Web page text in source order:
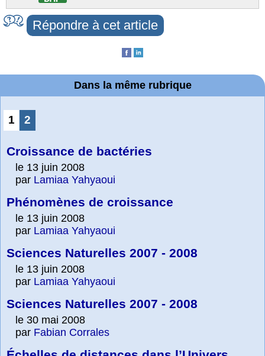
Répondre à cet article
Dans la même rubrique
1 2
Croissance de bactéries
le 13 juin 2008
par Lamiaa Yahyaoui
Phénomènes de croissance
le 13 juin 2008
par Lamiaa Yahyaoui
Sciences Naturelles 2007 - 2008
le 13 juin 2008
par Lamiaa Yahyaoui
Sciences Naturelles 2007 - 2008
le 30 mai 2008
par Fabian Corrales